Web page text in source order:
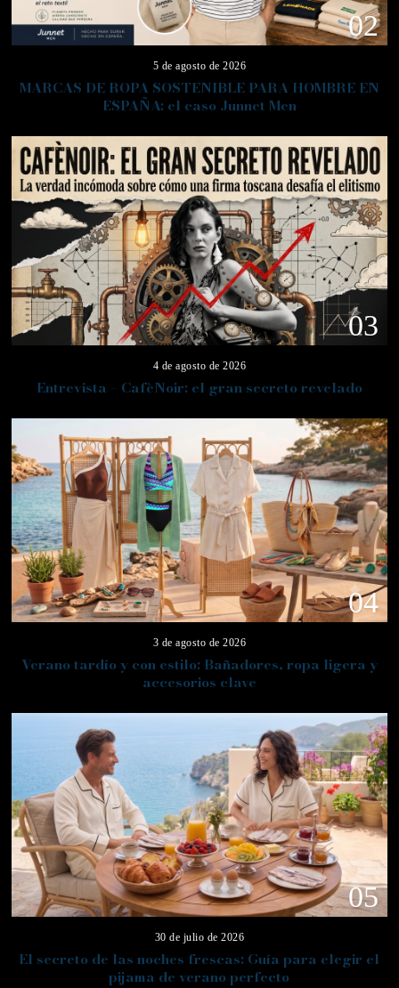
02
5 de agosto de 2026
MARCAS DE ROPA SOSTENIBLE PARA HOMBRE EN
ESPAÑA: el caso Junnet Men
03
4 de agosto de 2026
Entrevista – CafèNoir: el gran secreto revelado
04
3 de agosto de 2026
Verano tardío y con estilo: Bañadores, ropa ligera y
accesorios clave
05
30 de julio de 2026
El secreto de las noches frescas: Guía para elegir el
pijama de verano perfecto